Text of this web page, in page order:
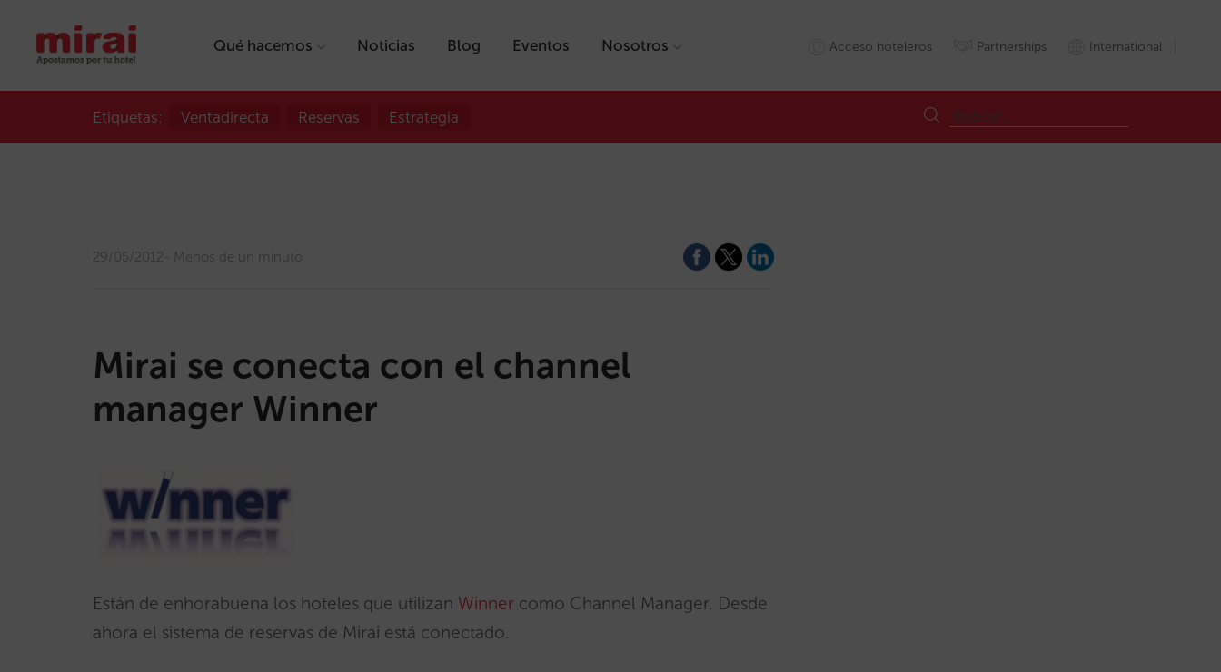
Qué hacemos Noticias Blog Eventos Nosotros Acceso hoteleros Partnerships International
Etiquetas: Ventadirecta Reservas Estrategia
29/05/2012 Menos de un minuto
Mirai se conecta con el channel
manager Winner
Están de enhorabuena los hoteles que utilizan Winner como Channel Manager. Desde
ahora el sistema de reservas de Mirai está conectado.